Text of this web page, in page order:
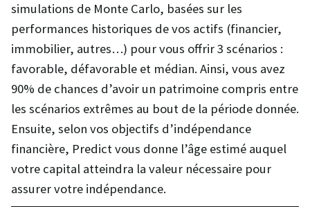
simulations de Monte Carlo, basées sur les
performances historiques de vos actifs (financier,
immobilier, autres…) pour vous offrir 3 scénarios :
favorable, défavorable et médian. Ainsi, vous avez
90% de chances d’avoir un patrimoine compris entre
les scénarios extrêmes au bout de la période donnée.
Ensuite, selon vos objectifs d’indépendance
financière, Predict vous donne l’âge estimé auquel
votre capital atteindra la valeur nécessaire pour
assurer votre indépendance.